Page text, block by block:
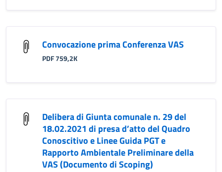
Convocazione prima Conferenza VAS
PDF 759,2K
Delibera di Giunta comunale n. 29 del
18.02.2021 di presa d’atto del Quadro
Conoscitivo e Linee Guida PGT e
Rapporto Ambientale Preliminare della
VAS (Documento di Scoping)